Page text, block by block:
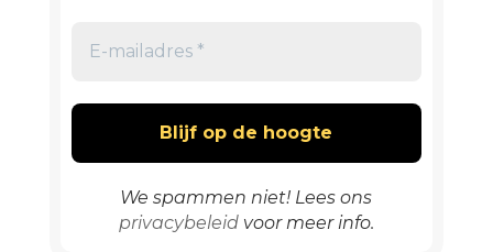
We spammen niet! Lees ons
privacybeleidvoor meer info.